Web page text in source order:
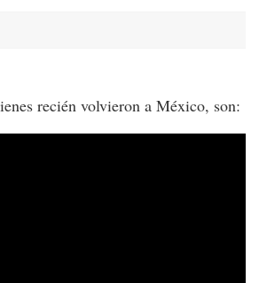
recién volvieron a México, son: